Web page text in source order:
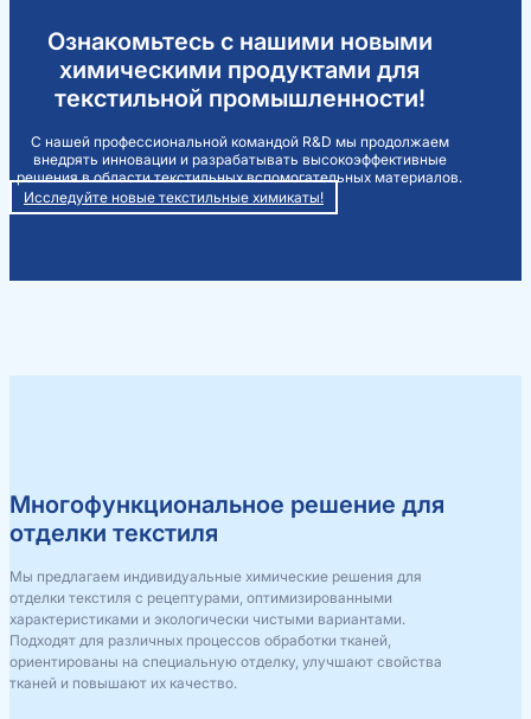
Ознакомьтесь с нашими новыми
химическими продуктами для
текстильной промышленности!
С нашей профессиональной командой R&D мы продолжаем
внедрять инновации и разрабатывать высокоэффективные
решения в области текстильных вспомогательных материалов.
Исследуйте новые текстильные химикаты!
Многофункциональное решение для
отделки текстиля
Мы предлагаем индивидуальные химические решения для
отделки текстиля с рецептурами, оптимизированными
характеристиками и экологически чистыми вариантами.
Подходят для различных процессов обработки тканей,
ориентированы на специальную отделку, улучшают свойства
тканей и повышают их качество.